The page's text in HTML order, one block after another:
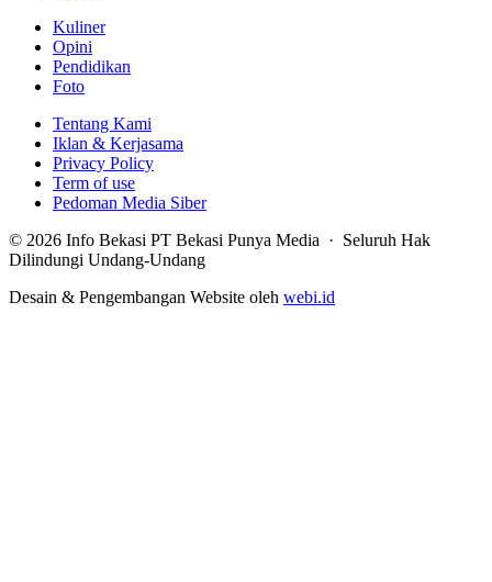
Kuliner
Opini
Pendidikan
Foto
Tentang Kami
Iklan & Kerjasama
Privacy Policy
Term of use
Pedoman Media Siber
© 2026 Info Bekasi PT Bekasi Punya Media · Seluruh Hak
Dilindungi Undang-Undang
Desain & Pengembangan Website oleh webi.id